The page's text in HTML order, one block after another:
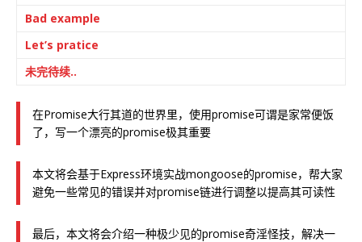
Bad example
Let’s pratice
未完待续..
在Promise大行其道的世界里，使用promise可谓是家常便饭
了，写一个漂亮的promise极其重要
本文将会基于Express环境实战mongoose的promise，帮大家
避免一些常见的错误并对promise链进行调整以提高其可读性
最后，本文将会介绍一种极少见的promise奇淫怪技，解决一